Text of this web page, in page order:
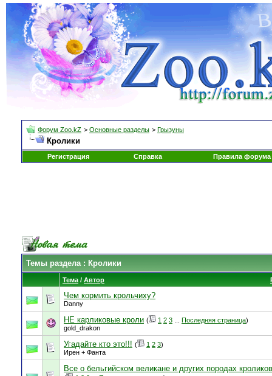
Форум Zoo.kZ > Основные разделы > Грызуны
Кролики
Регистрация Справка Правила форума
Темы раздела: Кролики
Тема / Автор
Чем кормить крольчиху?
Danny
НЕ карликовые кроли ( 1 2 3 Последняя страница)
gold_drakon
Угадайте кто это!!! ( 1 2 3)
Ирен + Фанта
Все о бельгийском великане и других породах